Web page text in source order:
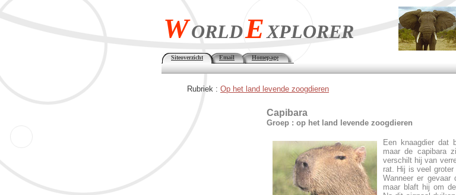
WORLDEXPLORER
Siteoverzicht Email Homepage
Rubriek : Op het land levende zoogdieren
Capibara
Groep : op het land levende zoogdieren
Een knaagdier dat
maar de capibara
verschilt hij van
rat. Hij is veel groter
Wanneer er gevaar
maar blaft hij om